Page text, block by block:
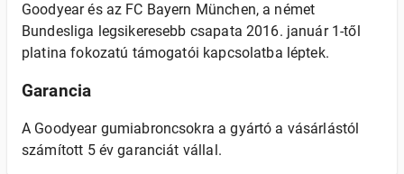
Goodyear és az FC Bayern München, a német
Bundesliga legsikeresebb csapata 2016. január 1-től
platina fokozatú támogatói kapcsolatba léptek.
Garancia
A Goodyear gumiabroncsokra a gyártó a vásárlástól
számított 5 év garanciát vállal.